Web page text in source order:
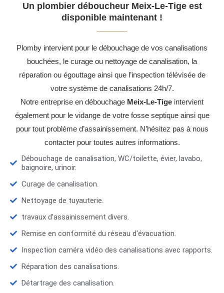
Un plombier déboucheur Meix-Le-Tige est
disponible maintenant !
Plomby intervient pour le débouchage de vos canalisations
bouchées, le curage ou nettoyage de canalisation, la
réparation ou égouttage ainsi que l’inspection télévisée de
votre système de canalisations 24h/7.
Notre entreprise en débouchage Meix-Le-Tige intervient
également pour le vidange de votre fosse septique ainsi que
pour tout problème d’assainissement. N’hésitez pas à nous
contacter pour toutes autres informations.
Débouchage de canalisation, WC/toilette, évier, lavabo,
baignoire, urinoir.
Curage de canalisation.
Nettoyage de tuyauterie.
travaux d’assainissement divers.
Remise en conformité du réseau d'évacuation.
Inspection caméra vidéo des canalisations avec rapports.
Réparation des canalisations.
Détartrage des canalisation.